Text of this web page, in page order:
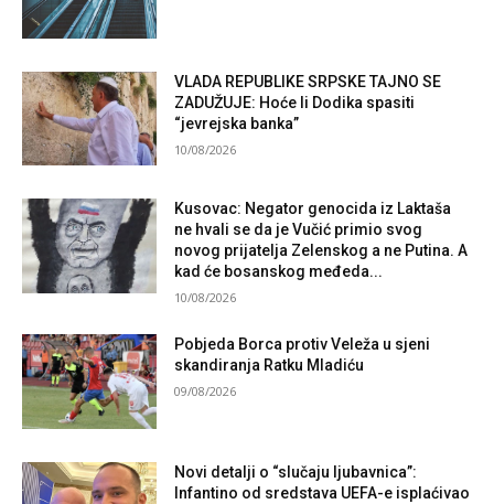
VLADA REPUBLIKE SRPSKE TAJNO SE
ZADUŽUJE: Hoće li Dodika spasiti
“jevrejska banka”
10/08/2026
Kusovac: Negator genocida iz Laktaša
ne hvali se da je Vučić primio svog
novog prijatelja Zelenskog a ne Putina. A
kad će bosanskog međeda...
10/08/2026
Pobjeda Borca protiv Veleža u sjeni
skandiranja Ratku Mladiću
09/08/2026
Novi detalji o “slučaju ljubavnica”:
Infantino od sredstava UEFA-e isplaćivao